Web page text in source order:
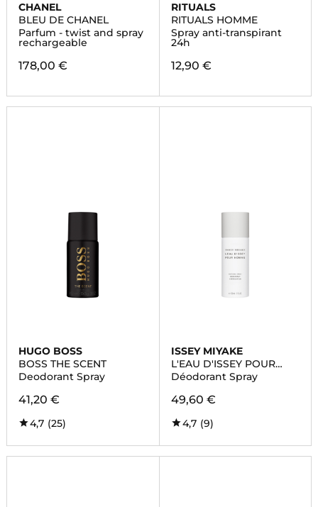
CHANEL
BLEU DE CHANEL
Parfum - twist and spray
rechargeable
178,00 €
RITUALS
RITUALS HOMME
Spray anti-transpirant
24h
12,90 €
HUGO BOSS
BOSS THE SCENT
Deodorant Spray
41,20 €
4,7 (25)
ISSEY MIYAKE
L'EAU D'ISSEY POUR
HOMME
Déodorant Spray
49,60 €
4,7 (9)